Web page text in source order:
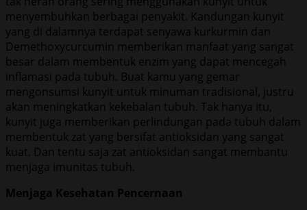
menyembuhkan berbagai penyakit. Kandungan kunyit
yang di dalamnya terdapat senyawa kurkurmin dan
Demethoxycurcumin memberikan manfaat yang sangat
besar dalam membentuk enzim yang dapat mencegah
inflamasi pada tubuh. Buat kamu yang gemar
mengonsumsi kunyit untuk minuman tradisional, justru
akan meningkatkan kekebalan tubuh. Tak hanya itu,
kunyit juga memberikan perlindungan pada tubuh dalam
membentuk zat yang bersifat antioksidan yang sangat
kuat. Dan tentu saja zat antioksidan sangat membantu
menjaga imunitas tubuh.
Menjaga Kesehatan Pencernaan